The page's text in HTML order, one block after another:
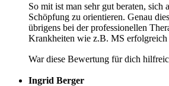
So mit ist man sehr gut beraten, sich
Schöpfung zu orientieren. Genau
übrigens bei der professionellen
Krankheiten wie z.B. MS erfolgreich
War diese Bewertung für dich
Ingrid Berger